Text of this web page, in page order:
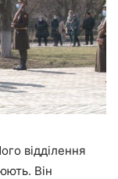
відділення
Він